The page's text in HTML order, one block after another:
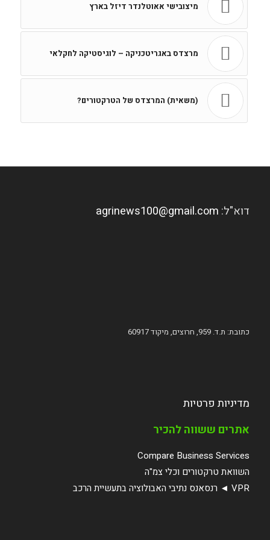
מיצובישי אאוטלנדר דיזל בארץ
מרצדס באגריטכניקה – לוגיסטיקה לחקלאי
(משאית) המרצדס של הטרקטורים?
דוא"ל: agrinews100@gmail.com
כתובת: ת.ד. 959, חרוצים, מיקוד 60917
מדיניות פרטיות
אתרים ששווה להכיר
Compare Business Services
השוואת טרקטורים וכלי צמ"ה
VPR ◄ רנסאנס נתיבי האבולוציה בתעשיית הרכב